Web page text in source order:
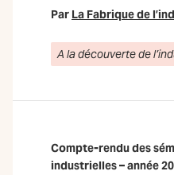
Par La Fabrique de
A la découverte de
Compte-rendu des
industrielles – année